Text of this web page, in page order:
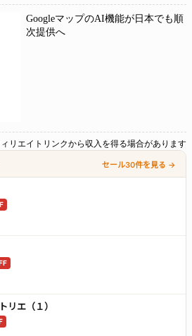
GoogleマップのAI機能が日本でも順
次提供へ
ィリエイトリンクから収入を得る場合があります
セール30件を見る →
リエ（１）